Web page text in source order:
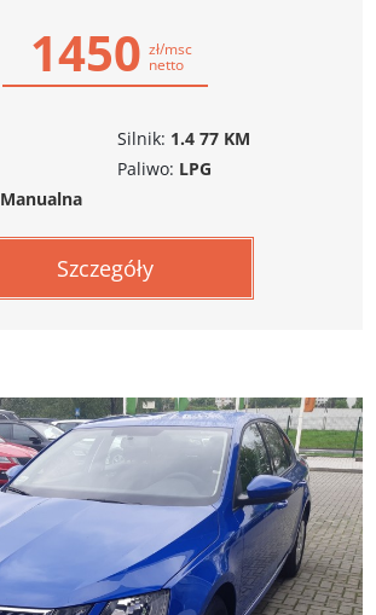
1450 zł/msc
netto
Silnik: 1.4 77 KM
Paliwo: LPG
Manualna
Szczegóły